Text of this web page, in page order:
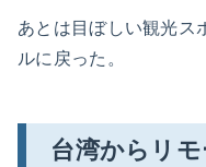
あとは目ぼしい観光ス
ルに戻った。
台湾からリ